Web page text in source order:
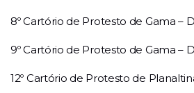
8º Cartório de Protesto de Gama –
9º Cartório de Protesto de Gama –
12º Cartório de Protesto de